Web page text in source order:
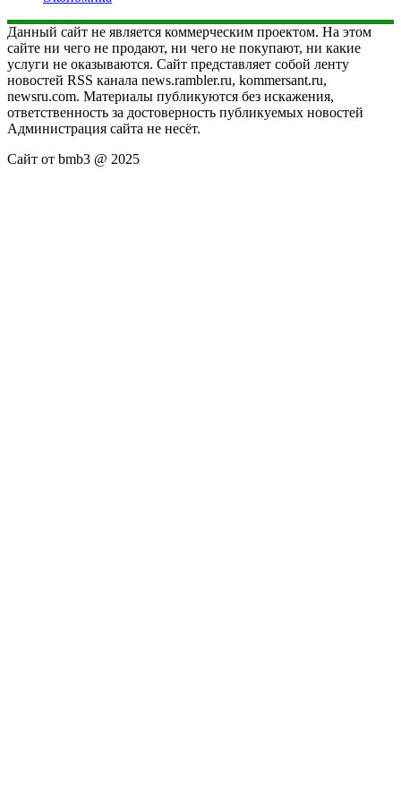
Данный сайт не является коммерческим проектом. На этом
сайте ни чего не продают, ни чего не покупают, ни какие
услуги не оказываются. Сайт представляет собой ленту
новостей RSS канала news.rambler.ru, kommersant.ru,
newsru.com. Материалы публикуются без искажения,
ответственность за достоверность публикуемых новостей
Администрация сайта не несёт.
Сайт от bmb3 @ 2025